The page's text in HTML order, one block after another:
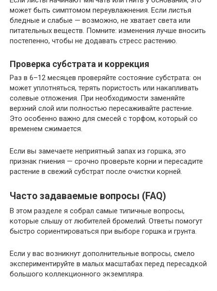
может быть симптомом переувлажнения. Если листья
бледные и слабые — возможно, не хватает света или
питательных веществ. Помните: изменения лучше вносить
постепенно, чтобы не додавать стресс растению.
Проверка субстрата и коррекция
Раз в 6–12 месяцев проверяйте состояние субстрата: он
может уплотняться, терять пористость или накапливать
солевые отложения. При необходимости заменяйте
верхний слой или полностью пересаживайте растение.
Это особенно важно для смесей с торфом, который со
временем сжимается.
Если вы замечаете неприятный запах из горшка, это
признак гниения — срочно проверьте корни и пересадите
растение в свежий субстрат после очистки корней.
Часто задаваемые вопросы (FAQ)
В этом разделе я собрал самые типичные вопросы,
которые слышу от любителей бромелий. Ответы помогут
быстро сориентироваться при выборе горшка и грунта.
Если у вас возникнут дополнительные вопросы, смело
экспериментируйте в малых масштабах перед пересадкой
большого коллекционного экземпляра.